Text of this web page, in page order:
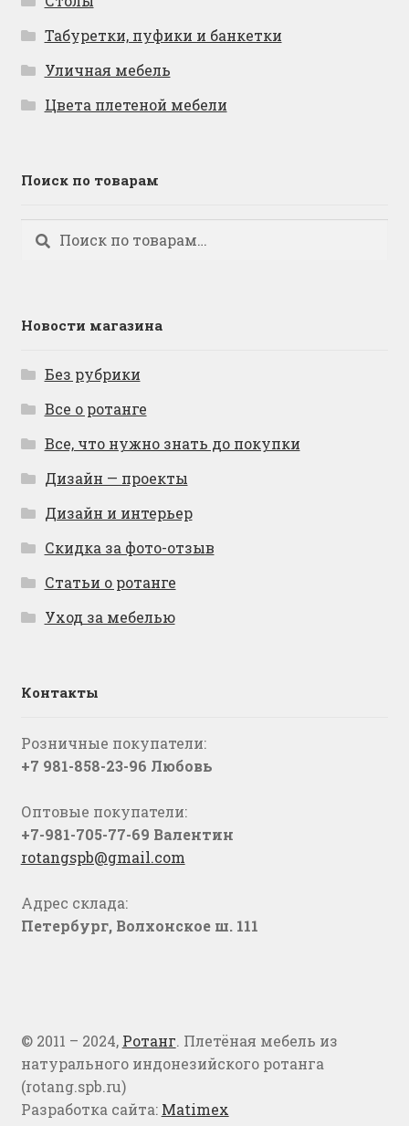
Табуретки, пуфики и банкетки
Уличная мебель
Цвета плетеной мебели
Поиск по товарам
Искать:
Поиск
Новости магазина
Без рубрики
Все о ротанге
Все, что нужно знать до покупки
Дизайн — проекты
Дизайн и интерьер
Скидка за фото-отзыв
Статьи о ротанге
Уход за мебелью
Контакты
Розничные покупатели:
+7 981-858-23-96 Любовь
Оптовые покупатели:
+7-981-705-77-69 Валентин
rotangspb@gmail.com
Адрес склада:
Петербург, Волхонское ш. 111
© 2011 – 2024, Ротанг. Плетёная мебель из
натурального индонезийского ротанга
(rotang.spb.ru)
Разработка сайта: Matimex